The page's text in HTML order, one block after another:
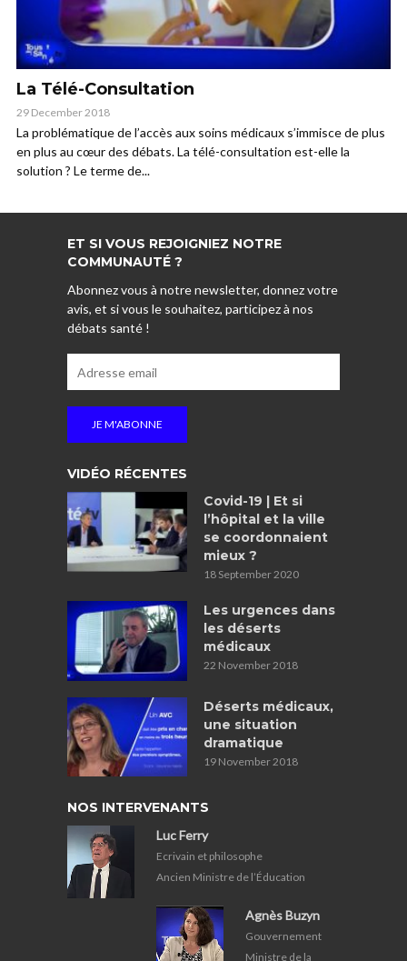
La Télé-Consultation
29 December 2018
La problématique de l’accès aux soins médicaux s’immisce de plus
en plus au cœur des débats. La télé-consultation est-elle la
solution ? Le terme de...
ET SI VOUS REJOIGNIEZ NOTRE
COMMUNAUTÉ ?
Abonnez vous à notre newsletter, donnez votre
avis, et si vous le souhaitez, participez à nos
débats santé !
VIDÉO RÉCENTES
Covid-19 | Et si
l’hôpital et la ville
se coordonnaient
mieux ?
18 September 2020
Les urgences dans
les déserts
médicaux
22 November 2018
Déserts médicaux,
une situation
dramatique
19 November 2018
NOS INTERVENANTS
Luc Ferry
Ecrivain et philosophe
Ancien Ministre de l’Éducation
Agnès Buzyn
Gouvernement
Ministre de la